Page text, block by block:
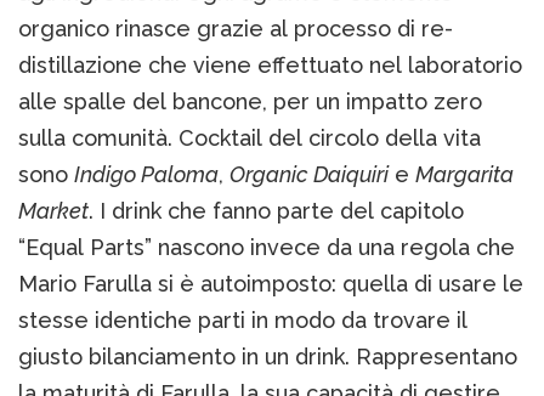
organico rinasce grazie al processo di re-
distillazione che viene effettuato nel laboratorio
alle spalle del bancone, per un impatto zero
sulla comunità. Cocktail del circolo della vita
sono Indigo Paloma, Organic Daiquirie Margarita
Market. I drink che fanno parte del capitolo
“Equal Parts” nascono invece da una regola che
Mario Farulla si è autoimposto: quella di usare le
stesse identiche parti in modo da trovare il
giusto bilanciamento in un drink. Rappresentano